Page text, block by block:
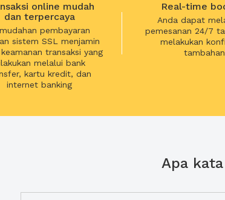
online mudah
dan terpercaya
pembayaran
sistem SSL menjamin
transaksi yang
melalui bank
kartu kredit, dan
internet banking
Real-time
Anda dapat
pemesanan 24/7
melakukan
tambahan
Apa